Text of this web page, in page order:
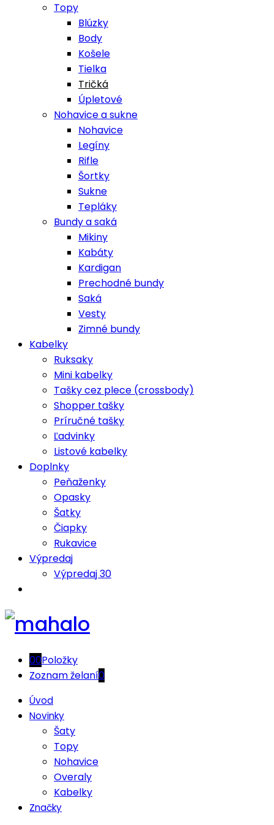
Topy
Blúzky
Body
Košele
Tielka
Tričká
Úpletové
Nohavice a sukne
Nohavice
Legíny
Rifle
Šortky
Sukne
Tepláky
Bundy a saká
Mikiny
Kabáty
Kardigan
Prechodné bundy
Saká
Vesty
Zimné bundy
Kabelky
Ruksaky
Mini kabelky
Tašky cez plece (crossbody)
Shopper tašky
Príručné tašky
Ľadvinky
Listové kabelky
Doplnky
Peňaženky
Opasky
Šatky
Čiapky
Rukavice
Výpredaj
Výpredaj 30
00Položky
Zoznam želaní0
Úvod
Novinky
Šaty
Topy
Nohavice
Overaly
Kabelky
Značky